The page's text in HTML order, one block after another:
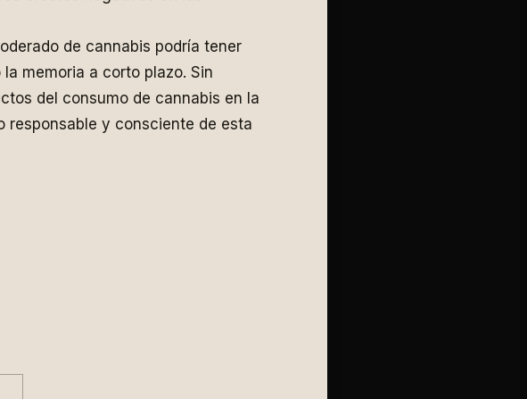
de cannabis podría tener
memoria a corto plazo. Sin
del consumo de cannabis en la
y consciente de esta